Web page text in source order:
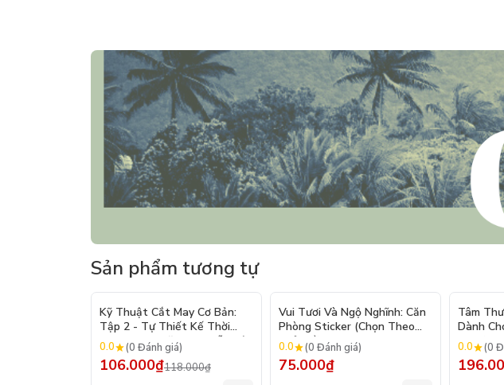
Sản phẩm tương tự
- 10%
Kỹ Thuật Cắt May Cơ Bản:
Tập 2 - Tự Thiết Kế Thời
Trang Nam Nữ - Tạo Mẫu Rập
- Kỹ Thuật Nhảy Size
0.0 (0 Đánh giá)
106.000₫118.000₫
Vui Tươi Và Ngộ Nghĩnh: Căn
Phòng Sticker (Chọn Theo
Chủ Đề) - Hơn 250 Sticker
0.0 (0 Đánh giá)
75.000₫
Tâm
Dành
2026)
0.0 (0